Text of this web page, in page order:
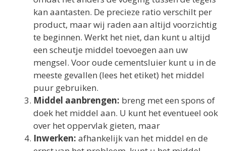
kan aantasten. De precieze ratio verschilt per
product, maar wij raden aan altijd voorzichtig
te beginnen. Werkt het niet, dan kunt u altijd
een scheutje middel toevoegen aan uw
mengsel. Voor oude cementsluier kunt u in de
meeste gevallen (lees het etiket) het middel
puur gebruiken.
Middel aanbrengen: breng met een spons of
doek het middel aan. U kunt het eventueel ook
over het oppervlak gieten, maar
Inwerken: afhankelijk van het middel en de